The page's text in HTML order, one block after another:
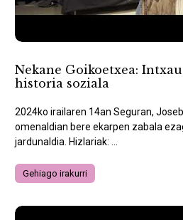
Nekane Goikoetxea:
historia soziala
2024ko irailaren 14an Seguran,
omenaldian bere ekarpen zabala
jardunaldia. Hizlariak: ...
Gehiago irakurri